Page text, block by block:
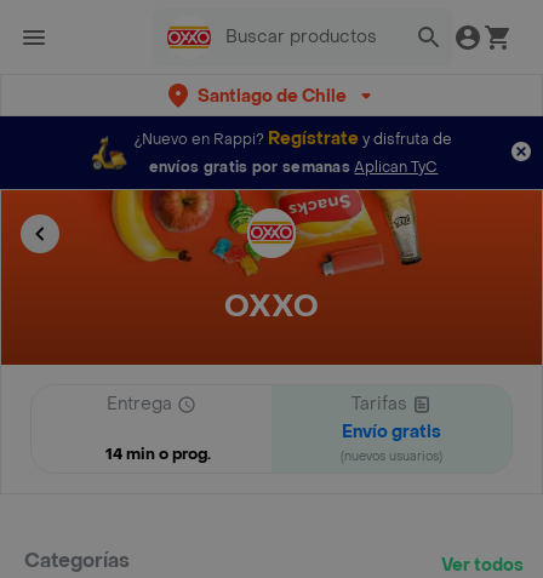
Santiago de Chile
¿Nuevo en Rappi? Regístratey disfruta de
envíos gratis por semanas Aplican TyC
OXXO
Entrega
14 min o prog.
Tarifas
Envío gratis
(nuevos usuarios)
Categorías Ver todos